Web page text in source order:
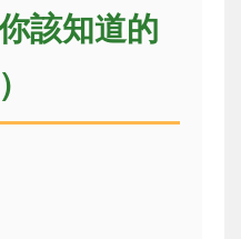
該知道的